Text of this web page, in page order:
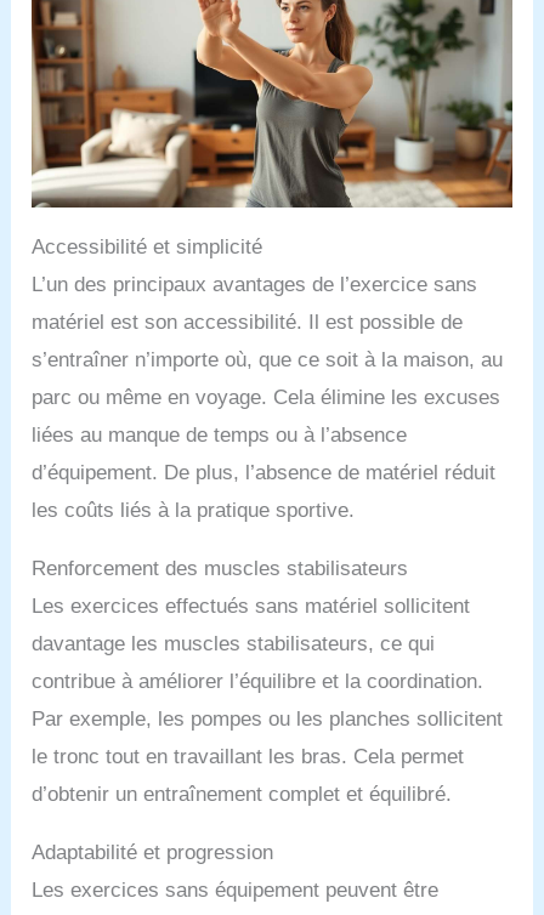
Accessibilité et simplicité
L’un des principaux avantages de l’exercice sans
matériel est son accessibilité. Il est possible de
s’entraîner n’importe où, que ce soit à la maison, au
parc ou même en voyage. Cela élimine les excuses
liées au manque de temps ou à l’absence
d’équipement. De plus, l’absence de matériel réduit
les coûts liés à la pratique sportive.
Renforcement des muscles stabilisateurs
Les exercices effectués sans matériel sollicitent
davantage les muscles stabilisateurs, ce qui
contribue à améliorer l’équilibre et la coordination.
Par exemple, les pompes ou les planches sollicitent
le tronc tout en travaillant les bras. Cela permet
d’obtenir un entraînement complet et équilibré.
Adaptabilité et progression
Les exercices sans équipement peuvent être